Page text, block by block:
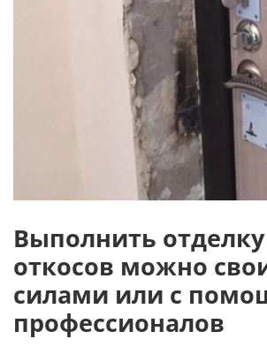
Выполнить
откосов можно
силами или с
профессионалов